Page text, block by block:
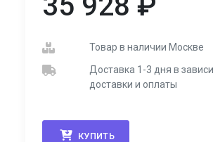
Товар в наличии Москве
Доставка 1-3 дня в
доставки и оплаты
КУПИТЬ